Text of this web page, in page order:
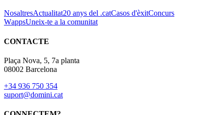
NosaltresActualitat20 anys del .catCasos d'èxitConcurs
WappsUneix-te a la comunitat
CONTACTE
Plaça Nova, 5, 7a planta
08002 Barcelona
+34 936 750 354
suport@domini.cat